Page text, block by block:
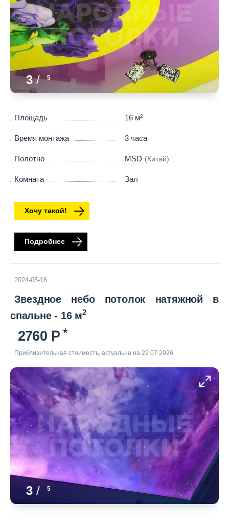
3/ 5
Площадь 16 м2
Время монтажа 3 часа
Полотно MSD (Китай)
Комната Зал
Хочу такой!
Подробнее
2024-05-16
Звездное небо потолок натяжной в
спальне - 16 м2
2760
Приблизительная стоимость, актуальна на 29 07 2026
3 / 5